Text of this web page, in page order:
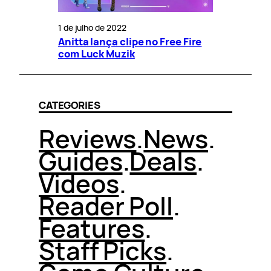
1 de julho de 2022
Anitta lança clipe no Free Fire
com Luck Muzik
CATEGORIES
Reviews.News.
Guides.Deals.
Videos.
Reader Poll.
Features.
Staff Picks.